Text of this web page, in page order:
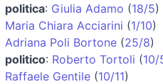
politica: Giulia Adamo (18/5)
Maria Chiara Acciarini (1/10)
Adriana Poli Bortone (25/8)
politico: Roberto Tortoli (10/
Raffaele Gentile (10/11)